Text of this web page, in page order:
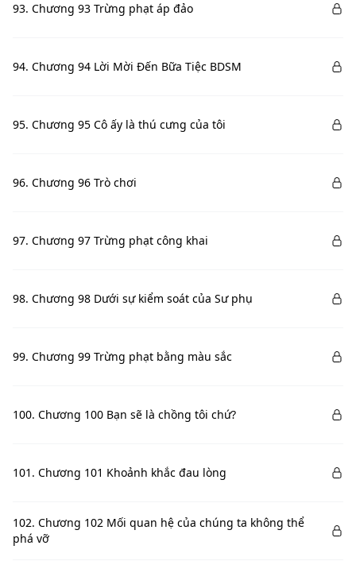
93. Chương 93 Trừng phạt áp đảo
94. Chương 94 Lời Mời Đến Bữa Tiệc BDSM
95. Chương 95 Cô ấy là thú cưng của tôi
96. Chương 96 Trò chơi
97. Chương 97 Trừng phạt công khai
98. Chương 98 Dưới sự kiểm soát của Sư phụ
99. Chương 99 Trừng phạt bằng màu sắc
100. Chương 100 Bạn sẽ là chồng tôi chứ?
101. Chương 101 Khoảnh khắc đau lòng
102. Chương 102 Mối quan hệ của chúng ta không thể
phá vỡ